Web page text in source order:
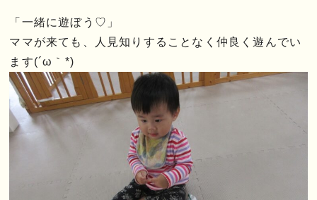
「一緒に遊ぼう♡」
ママが来ても、人見知りすることなく仲良く遊んでい
ます(´ω｀*)